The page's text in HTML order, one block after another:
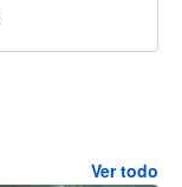
Ver todo